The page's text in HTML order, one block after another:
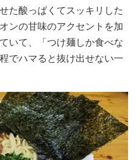
た酸っぱくてスッキリした
ンの甘味のアクセントを加
いて、「つけ麺しか食べな
でハマると抜け出せない一